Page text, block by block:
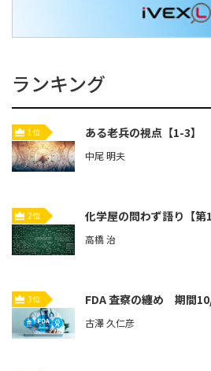
ランキング
1位 ある老兵の視点【1-3】
中尾 明夫
2位 化学屋の問わず語り【第1
高橋 治
3位 FDA 査察の纏め 期間
古澤 久仁彦